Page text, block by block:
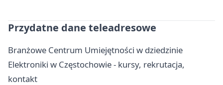
Przydatne dane teleadresowe
Branżowe Centrum Umiejętności w dziedzinie
Elektroniki w Częstochowie - kursy, rekrutacja,
kontakt